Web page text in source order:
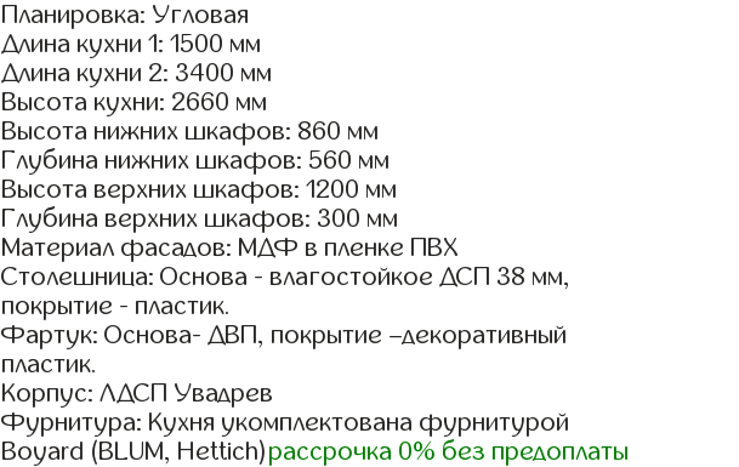
Планировка: Угловая
Длина кухни 1: 1500 мм
Длина кухни 2: 3400 мм
Высота кухни: 2660 мм
Высота нижних шкафов: 860 мм
Глубина нижних шкафов: 560 мм
Высота верхних шкафов: 1200 мм
Глубина верхних шкафов: 300 мм
Материал фасадов: МДФ в пленке ПВХ
Столешница: Основа - влагостойкое ДСП 38 мм,
покрытие - пластик.
Фартук: Основа- ДВП, покрытие –декоративный
пластик.
Корпус: ЛДСП Увадрев
Фурнитура: Кухня укомплектована фурнитурой
Boyard (BLUM, Hettich)рассрочка 0% без предоплаты